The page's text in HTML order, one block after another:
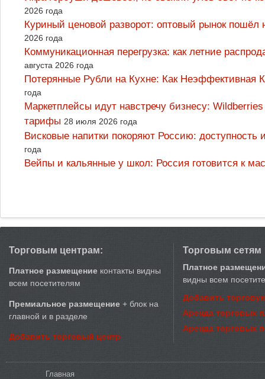
2026 года
Куриный ценовой разворот: оптовый рынок
2026 года
Коммуникационная перегрузка: как летние
августа 2026 года
Потерянные Рубли на Кухне: Как
года
Маркетплейсы идут навстречу бизнесу:
тарифы 28 июля 2026 года
Висковые напитки покоряют Россию:
года
Вейпы и кальянные у школ: Россия готовится к
Торговым центрам:
Платное размещение контакты видны
всем посетителям
Премиальное размещение + блок на
главной и в разделе
Добавить торговый центр
Торговым сетям
Платное
видны всем
Добавить
Аренда торговых
Аренда торговых
Главная